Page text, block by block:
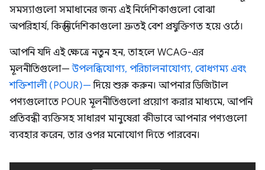
সমস্যাগুলো সমাধানের জন্য এই নির্দেশিকাগুলো বোঝা
অপরিহার্য, কিন্তু নির্দেশিকাগুলো দ্রুতই বেশ প্রযুক্তিগত হয়ে ওঠে।
আপনি যদি এই ক্ষেত্রে নতুন হন, তাহলে WCAG-এর
মূলনীতিগুলো—উপলব্ধিযোগ্য, পরিচালনাযোগ্য, বোধগম্য এবং
শক্তিশালী (POUR)— দিয়ে শুরু করুন। আপনার ডিজিটাল
পণ্যগুলোতে POUR মূলনীতিগুলো প্রয়োগ করার মাধ্যমে, আপনি
প্রতিবন্ধী ব্যক্তিসহ সাধারণ মানুষেরা কীভাবে আপনার পণ্যগুলো
ব্যবহার করেন, তার ওপর মনোযোগ দিতে পারবেন।